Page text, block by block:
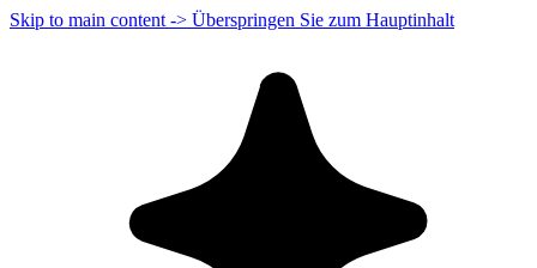
Skip to main content -> Überspringen Sie zum Hauptinhalt